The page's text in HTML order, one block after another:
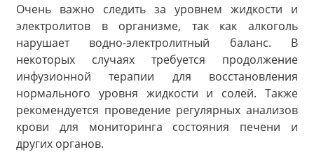
Очень важно следить за уровнем жидкости и
электролитов в организме, так как алкоголь
нарушает водно-электролитный баланс. В
некоторых случаях требуется продолжение
инфузионной терапии для восстановления
нормального уровня жидкости и солей. Также
рекомендуется проведение регулярных анализов
крови для мониторинга состояния печени и
других органов.